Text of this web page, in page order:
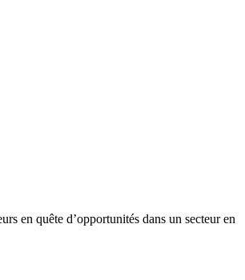
en quête d’opportunités dans un secteur en